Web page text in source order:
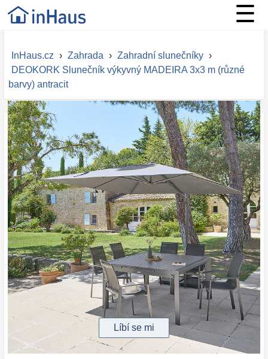
☰
InHaus.cz › Zahrada › Zahradní slunečníky ›
DEOKORK Slunečník výkyvný MADEIRA 3x3 m (různé
barvy) antracit